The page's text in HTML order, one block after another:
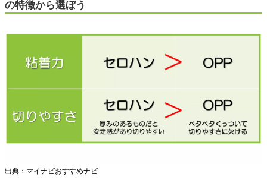
の特徴から選ぼう
出典：マイナビおすすめナビ